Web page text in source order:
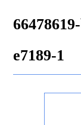
e7189-1